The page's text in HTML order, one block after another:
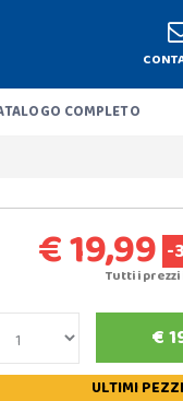
COMPLETO
€ 19,99 -
Tutti i
€
ULTIMI PEZZI